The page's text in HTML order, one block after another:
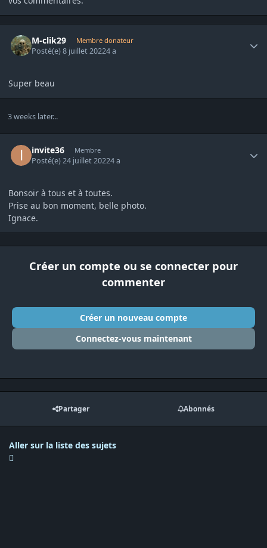
M-clik29 Membre donateur
Posté(e)8 juillet 20224 a
Super beau
3 weeks later...
invite36 Membre
Posté(e)24 juillet 20224 a
Bonsoir à tous et à toutes.
Prise au bon moment, belle photo.
Ignace.
Créer un compte ou se connecter pour
commenter
Créer un nouveau compte
Connectez-vous maintenant
Partager Abonnés
Aller sur la liste des sujets